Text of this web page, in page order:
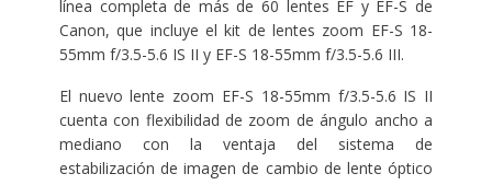
línea completa de más de 60 lentes EF y EF-S de
Canon, que incluye el kit de lentes zoom EF-S 18-
55mm f/3.5-5.6 IS II y EF-S 18-55mm f/3.5-5.6 III.
El nuevo lente zoom EF-S 18-55mm f/3.5-5.6 IS II
cuenta con flexibilidad de zoom de ángulo ancho a
mediano con la ventaja del sistema de
estabilización de imagen de cambio de lente óptico